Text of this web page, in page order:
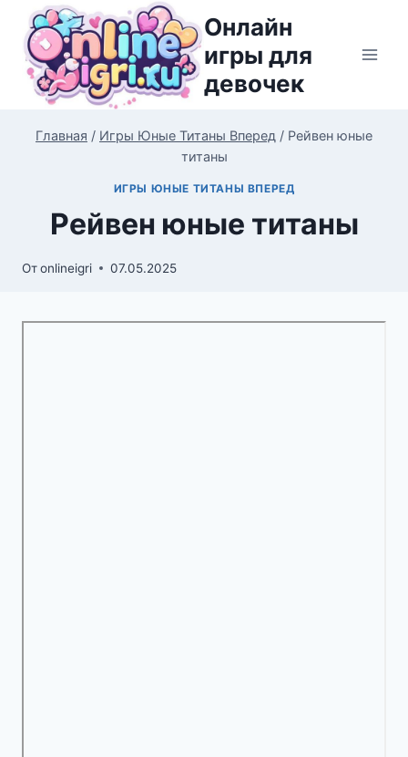
Перейти
содержимому
Онлайн
игры для
девочек
Главная / Игры Юные Титаны Вперед / Рейвен юные
титаны
ИГРЫ ЮНЫЕ ТИТАНЫ ВПЕРЕД
Рейвен юные титаны
Отonlineigri 07.05.2025